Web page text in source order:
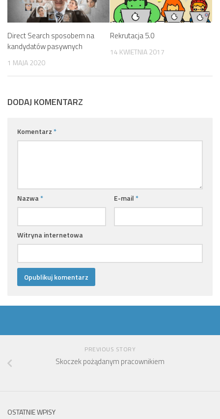
Direct Search sposobem na
kandydatów pasywnych
1 MAJA 2020
Rekrutacja 5.0
14 KWIETNIA 2017
DODAJ KOMENTARZ
Komentarz *
Nazwa * E-mail *
Witryna internetowa
PREVIOUS STORY
Skoczek pożądanym pracownikiem
OSTATNIE WPISY